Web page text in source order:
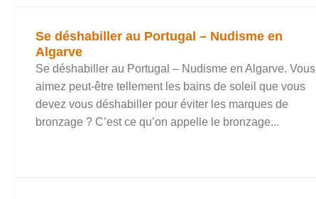
Se déshabiller au Portugal – Nudisme en
Algarve
Se déshabiller au Portugal – Nudisme en Algarve. Vous
aimez peut-être tellement les bains de soleil que vous
devez vous déshabiller pour éviter les marques de
bronzage ? C’est ce qu’on appelle le bronzage...